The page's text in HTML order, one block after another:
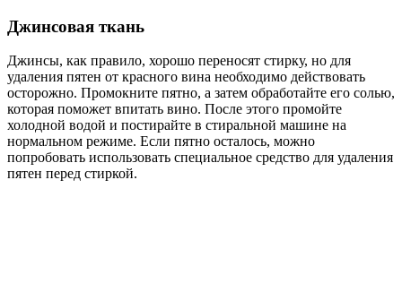
Джинсовая ткань
Джинсы, как правило, хорошо переносят стирку, но для
удаления пятен от красного вина необходимо действовать
осторожно. Промокните пятно, а затем обработайте его солью,
которая поможет впитать вино. После этого промойте
холодной водой и постирайте в стиральной машине на
нормальном режиме. Если пятно осталось, можно
попробовать использовать специальное средство для удаления
пятен перед стиркой.